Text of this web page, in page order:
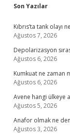
Sidebar
Son Yazılar
Kıbrıs’ta tank olayı
Ağustos 7, 2026
Depolarizasyon
Ağustos 6, 2026
Kumkuat ne zaman
Ağustos 6, 2026
Avene hangi ülkeye
Ağustos 5, 2026
Anafor olmak ne
Ağustos 3, 2026